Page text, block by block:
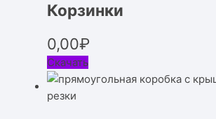
Корзинки
0,00₽
Скачать